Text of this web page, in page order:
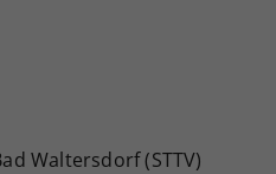
Waltersdorf (STTV)